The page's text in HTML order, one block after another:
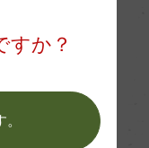
新樽比率60%)
2023
すか？